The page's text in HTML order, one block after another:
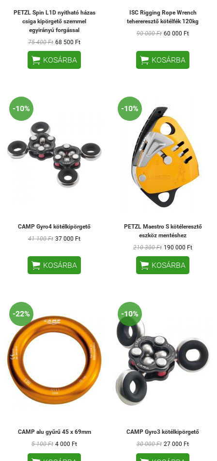
PETZL Spin L1D nyitható házas
csiga kipörgető szemmel
egyirányú forgással
75 400 Ft 68 500 Ft
 KOSÁRBA
ISC Rigging Rope Wrench
tehereresztő kötélfék 120kg
90 000 Ft 60 000 Ft
 KOSÁRBA
-10%
CAMP Gyro4 kötélkipörgető
41 100 Ft 37 000 Ft
 KOSÁRBA
-10%
PETZL Maestro S kötéleresztő
eszköz mentéshez
210 300 Ft 190 000 Ft
 KOSÁRBA
-22%
CAMP alu gyűrű 45 x 69mm
5 100 Ft 4 000 Ft
-10%
CAMP Gyro3 kötélkipörgető
30 000 Ft 27 000 Ft